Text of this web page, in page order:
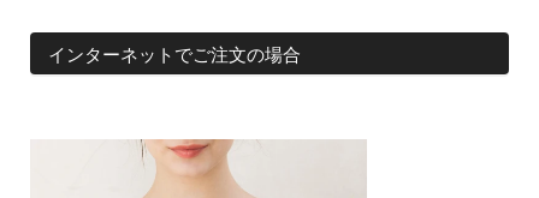
インターネットでご注文の場合